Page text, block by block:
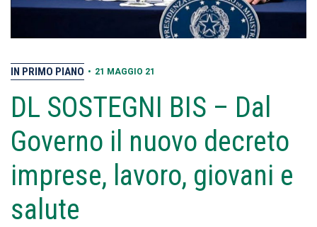
IN PRIMO PIANO • 21 MAGGIO 21
DL SOSTEGNI BIS – Dal
Governo il nuovo decreto
imprese, lavoro, giovani e
salute